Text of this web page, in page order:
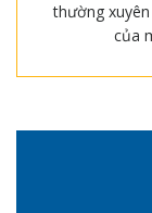
thường
của